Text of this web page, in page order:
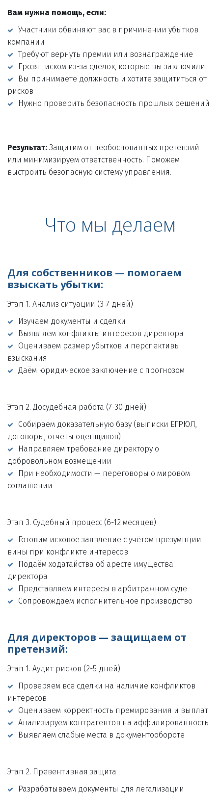
Вам нужна помощь, если:
Участники обвиняют вас в причинении убытков
компании
Требуют вернуть премии или вознаграждение
Грозят иском из-за сделок, которые вы заключили
Вы принимаете должность и хотите защититься от
рисков
Нужно проверить безопасность прошлых решений
Результат: Защитим от необоснованных претензий
или минимизируем ответственность. Поможем
выстроить безопасную систему управления.
Что мы делаем
Для собственников — помогаем
взыскать убытки:
Этап 1. Анализ ситуации (3-7 дней)
Изучаем документы и сделки
Выявляем конфликты интересов директора
Оцениваем размер убытков и перспективы
взыскания
Даём юридическое заключение с прогнозом
Этап 2. Досудебная работа (7-30 дней)
Собираем доказательную базу (выписки ЕГРЮЛ,
договоры, отчёты оценщиков)
Направляем требование директору о
добровольном возмещении
При необходимости — переговоры о мировом
соглашении
Этап 3. Судебный процесс (6-12 месяцев)
Готовим исковое заявление с учётом презумпции
вины при конфликте интересов
Подаём ходатайства об аресте имущества
директора
Представляем интересы в арбитражном суде
Сопровождаем исполнительное производство
Для директоров — защищаем от
претензий:
Этап 1. Аудит рисков (2-5 дней)
Проверяем все сделки на наличие конфликтов
интересов
Оцениваем корректность премирования и выплат
Анализируем контрагентов на аффилированность
Выявляем слабые места в документообороте
Этап 2. Превентивная защита
Разрабатываем документы для легализации